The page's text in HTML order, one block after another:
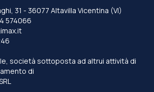
31 - 36077 Altavilla Vicentina (VI)
574066
società sottoposta ad altrui attività di
di